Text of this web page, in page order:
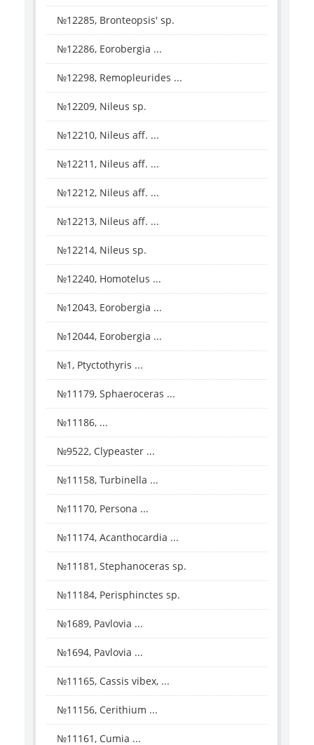
№12285, Bronteopsis' sp.
№12286, Eorobergia ...
№12298, Remopleurides ...
№12209, Nileus sp.
№12210, Nileus aff. ...
№12211, Nileus aff. ...
№12212, Nileus aff. ...
№12213, Nileus aff. ...
№12214, Nileus sp.
№12240, Homotelus ...
№12043, Eorobergia ...
№12044, Eorobergia ...
№1, Ptyctothyris ...
№11179, Sphaeroceras ...
№11186, ...
№9522, Clypeaster ...
№11158, Turbinella ...
№11170, Persona ...
№11174, Acanthocardia ...
№11181, Stephanoceras sp.
№11184, Perisphinctes sp.
№1689, Pavlovia ...
№1694, Pavlovia ...
№11165, Cassis vibex, ...
№11156, Cerithium ...
№11161, Cumia ...